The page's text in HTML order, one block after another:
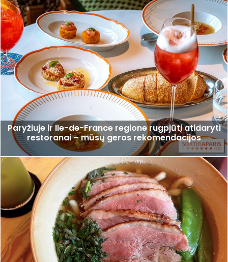
Paryžiuje ir Ile-de-France regione rugpjūtį atidaryti
restoranai – mūsų geros rekomendacijos